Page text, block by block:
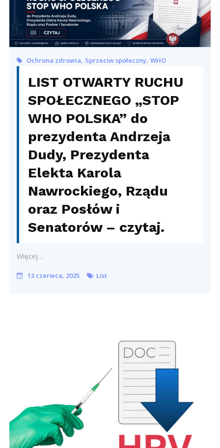
Ochrona zdrowia, Sprzeciw społeczny,WHO
LIST OTWARTY RUCHU
SPOŁECZNEGO „STOP
WHO POLSKA” do
prezydenta Andrzeja
Dudy, Prezydenta
Elekta Karola
Nawrockiego, Rządu
oraz Posłów i
Senatorów – czytaj.
Więcej…
13 czerwca, 2025 List